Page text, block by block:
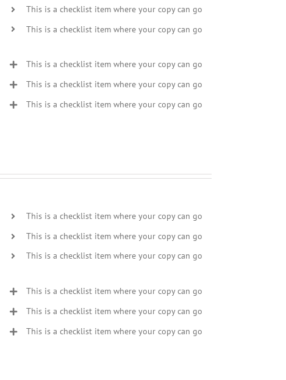
This is a checklist item where your copy can go
This is a checklist item where your copy can go
This is a checklist item where your copy can go
This is a checklist item where your copy can go
This is a checklist item where your copy can go
This is a checklist item where your copy can go
This is a checklist item where your copy can go
This is a checklist item where your copy can go
This is a checklist item where your copy can go
This is a checklist item where your copy can go
This is a checklist item where your copy can go